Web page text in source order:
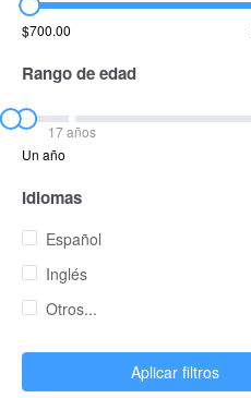
$700.00
Rango de edad
17 años
Un año
Idiomas
Español
Inglés
Otros...
Aplicar filtros